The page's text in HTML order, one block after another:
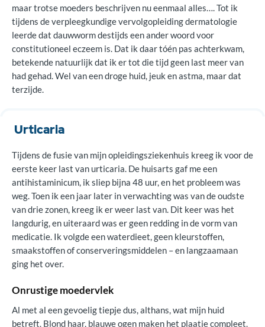
maar trotse moeders beschrijven nu eenmaal alles…. Tot ik
tijdens de verpleegkundige vervolgopleiding dermatologie
leerde dat dauwworm destijds een ander woord voor
constitutioneel eczeem is. Dat ik daar tóén pas achterkwam,
betekende natuurlijk dat ik er tot die tijd geen last meer van
had gehad. Wel van een droge huid, jeuk en astma, maar dat
terzijde.
Urticaria
Tijdens de fusie van mijn opleidingsziekenhuis kreeg ik voor de
eerste keer last van urticaria. De huisarts gaf me een
antihistaminicum, ik sliep bijna 48 uur, en het probleem was
weg. Toen ik een jaar later in verwachting was van de oudste
van drie zonen, kreeg ik er weer last van. Dit keer was het
langdurig, en uiteraard was er geen redding in de vorm van
medicatie. Ik volgde een waterdieet, geen kleurstoffen,
smaakstoffen of conserveringsmiddelen – en langzaamaan
ging het over.
Onrustige moedervlek
Al met al een gevoelig tiepje dus, althans, wat mijn huid
betreft. Blond haar, blauwe ogen maken het plaatje compleet.